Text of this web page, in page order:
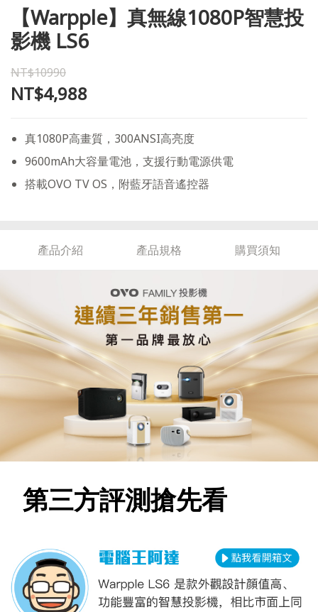
【Warpple】真無線1080P智慧投
影機 LS6
NT$10990
NT$4,988
真1080P高畫質，300ANSI高亮度
9600mAh大容量電池，支援行動電源供電
搭載OVO TV OS，附藍牙語音遙控器
產品介紹 產品規格 購買須知
第三方評測搶先看